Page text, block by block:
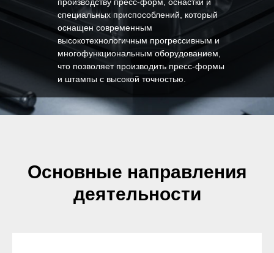
производству пресс-форм, оснастки и
специальных приспособлений, который
оснащен современным
высокотехнологичным прогрессивным и
многофункциональным оборудованием,
что позволяет производить пресс-формы
и штампы с высокой точностью.
Основные направления
деятельности